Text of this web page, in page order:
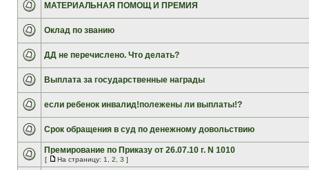
МАТЕРИАЛЬНАЯ ПОМОЩ И ПРЕМИЯ
Оклад по званию
ДД не перечислено. Что делать?
Выплата за государственные награды
если ребенок инвалид!полежены ли выплаты!?
Срок обращения в суд по денежному довольствию
Премирование по Приказу от 26.07.10 г. N 1010
[ На страницу: 1 2 3 ]